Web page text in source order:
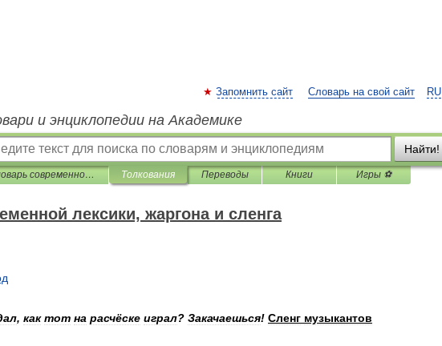
RU
Запомнить сайт Словарь на свой сайт
и энциклопедии на Академике
Найти!
Cловарь современной лексики, жаргона и сленга Толкования Переводы Книги Игры ⚽
лексики, жаргона и сленга
, как тот на расчёске играл? Закачаешься! Сленг музыкантов